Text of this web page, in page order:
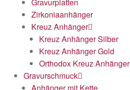
Zirkoniaanhänger
Kreuz Anhänger
Kreuz Anhänger Silber
Kreuz Anhänger Gold
Orthodox Kreuz Anhänger
Gravurschmuck
Anhänger mit Kette